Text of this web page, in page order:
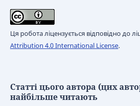
Ця робота ліцензується відповідно до
Attribution 4.0 International License.
Статті цього автора (цих
найбільше читають